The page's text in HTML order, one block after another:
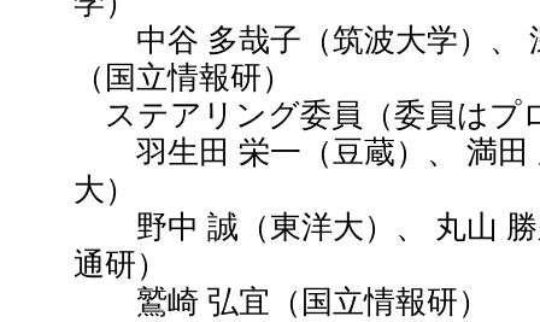
中谷 多哉子（筑波大学）、
（国立情報研）
ステアリング委員（委員はプ
羽生田 栄一（豆蔵）、 満田
大）
野中 誠（東洋大）、 丸山 勝
通研）
鷲崎 弘宜（国立情報研）